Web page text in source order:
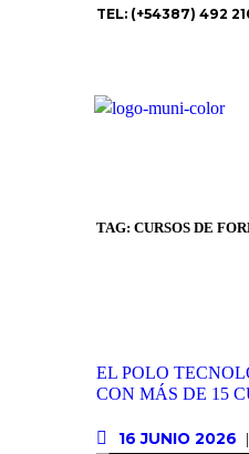
TEL: (+54387) 492
TAG: CURSOS DE
EL POLO
CON MÁS DE 15
16 JUNIO 2026